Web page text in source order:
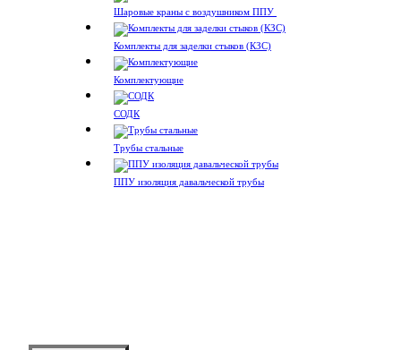
Шаровые краны с воздушником ППУ
Комплекты для заделки стыков (КЗС)
Комплектующие
СОДК
Трубы стальные
ППУ изоляция давальческой трубы